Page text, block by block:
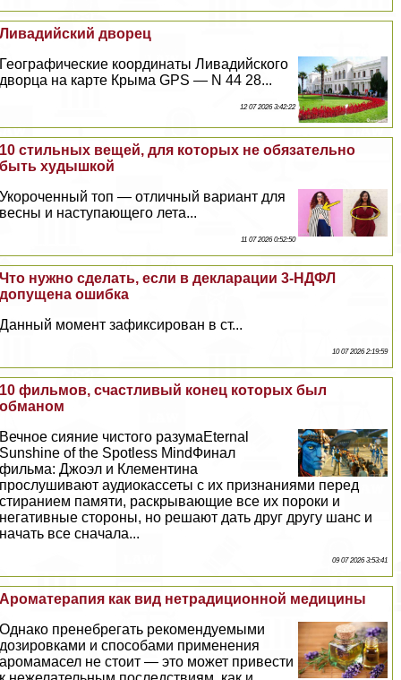
Ливадийский дворец
Географические координаты Ливадийского
дворца на карте Крыма GPS — N 44 28...
12 07 2026 3:42:22
10 стильных вещей, для которых не обязательно
быть худышкой
Укороченный топ — отличный вариант для
весны и наступающего лета...
11 07 2026 0:52:50
Что нужно сделать, если в декларации 3-НДФЛ
допущена ошибка
Данный момент зафиксирован в ст...
10 07 2026 2:19:59
10 фильмов, счастливый конец которых был
обманом
Вечное сияние чистого разумаEternal
Sunshine of the Spotless MindФинал
фильма: Джоэл и Клементина
прослушивают аудиокассеты с их признаниями перед
стиранием памяти, раскрывающие все их пороки и
негативные стороны, но решают дать друг другу шанс и
начать все сначала...
09 07 2026 3:53:41
Ароматерапия как вид нетрадиционной медицины
Однако пренебрегать рекомендуемыми
дозировками и способами применения
аромамасел не стоит — это может привести